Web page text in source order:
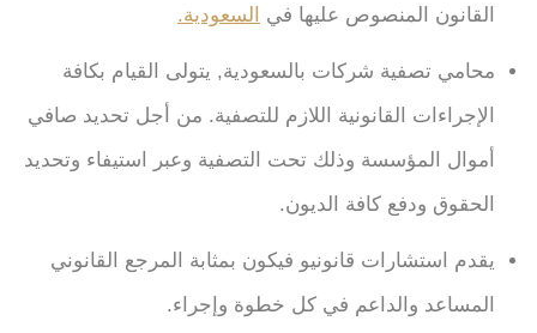
القانون المنصوص عليها في
السعودية.
محامي تصفية شركات بالسعودية, يتولى القيام بكافة
الإجراءات القانونية اللازم للتصفية. من أجل تحديد صافي
أموال المؤسسة وذلك تحت التصفية وعبر استيفاء وتحديد
الحقوق ودفع كافة الديون.
يقدم استشارات قانونيو فيكون بمثابة المرجع القانوني
المساعد والداعم في كل خطوة وإجراء.